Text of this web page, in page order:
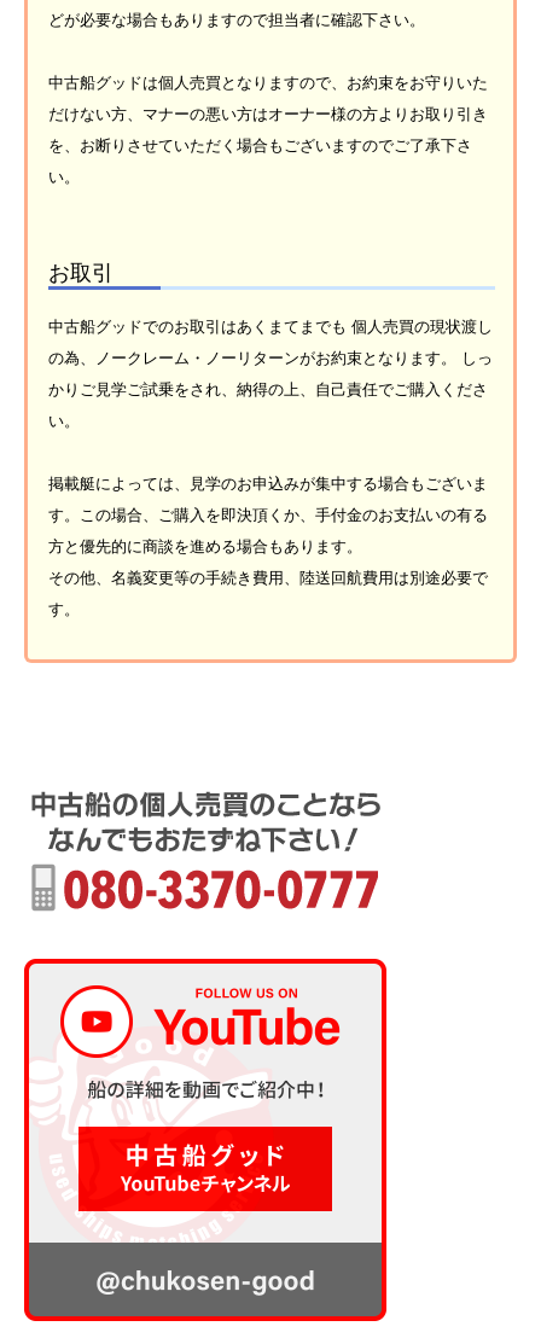
どが必要な場合もありますので担当者に確認下さい。
中古船グッドは個人売買となりますので、お約束をお守りいた
だけない方、マナーの悪い方はオーナー様の方よりお取り引き
を、お断りさせていただく場合もございますのでご了承下さ
い。
お取引
中古船グッドでのお取引はあくまてまでも 個人売買の現状渡し
の為、ノークレーム・ノーリターンがお約束となります。 しっ
かりご見学ご試乗をされ、納得の上、自己責任でご購入くださ
い。
掲載艇によっては、見学のお申込みが集中する場合もございま
す。この場合、ご購入を即決頂くか、手付金のお支払いの有る
方と優先的に商談を進める場合もあります。
その他、名義変更等の手続き費用、陸送回航費用は別途必要で
す。